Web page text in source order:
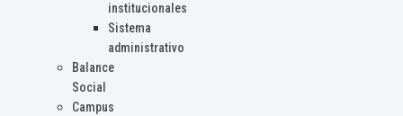
institucionales
Sistema
administrativo
Balance
Social
Campus